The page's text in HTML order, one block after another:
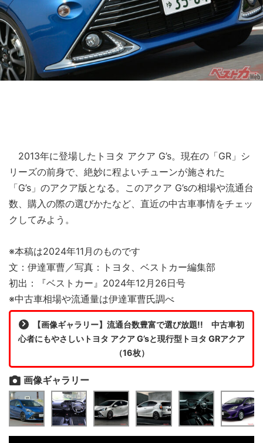
2013年に登場したトヨタ アクア G’s。現在の「GR」シ
リーズの前身で、絶妙に程よいチューンが施された
「G’s」のアクア版となる。このアクア G’sの相場や流通台
数、購入の際の選びかたなど、直近の中古車事情をチェッ
クしてみよう。
※本稿は2024年11月のものです
文：伊達軍曹／写真：トヨタ、ベストカー編集部
初出：『ベストカー』2024年12月26日号
※中古車相場や流通量は伊達軍曹氏調べ
【画像ギャラリー】流通台数豊富で選び放題!! 中古車初
心者にもやさしいトヨタ アクア G’sと現行型トヨタ GRアクア
（16枚）
画像ギャラリー